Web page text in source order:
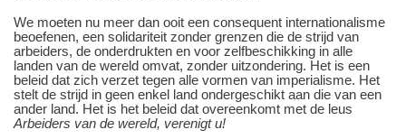
We moeten nu meer dan ooit een consequent internationalisme
beoefenen, een solidariteit zonder grenzen die de strijd van
arbeiders, de onderdrukten en voor zelfbeschikking in alle
landen van de wereld omvat, zonder uitzondering. Het is een
beleid dat zich verzet tegen alle vormen van imperialisme. Het
stelt de strijd in geen enkel land ondergeschikt aan die van een
ander land. Het is het beleid dat overeenkomt met de leus
Arbeiders van de wereld, verenigt u!